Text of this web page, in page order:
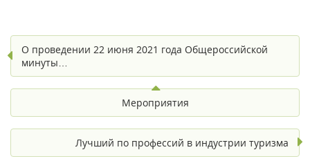
О проведении 22 июня 2021 года Общероссийской
минуты…
Мероприятия
Лучший по профессий в индустрии туризма